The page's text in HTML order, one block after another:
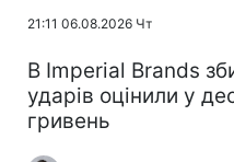
21:11 06.08.2026 Чт
В Imperial Brands
ударів оцінили у
гривень